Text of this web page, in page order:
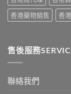
中
指
南〉
中
南〉
中
香港藥物銷售
香
售後服務
聯絡我們